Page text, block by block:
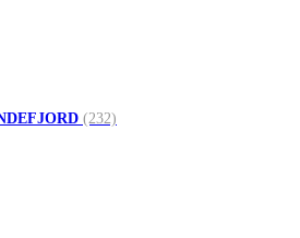
(232)